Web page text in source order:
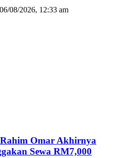
06/08/2026, 12:33 am
Omar Akhirnya
Sewa RM7,000